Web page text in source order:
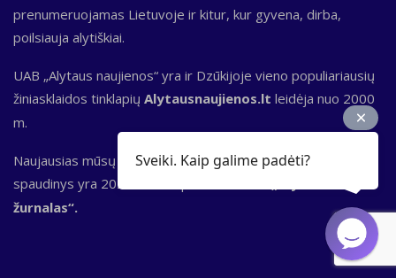
prenumeruojamas Lietuvoje ir kitur, kur gyvena, dirba,
poilsiauja alytiškiai.
UAB „Alytaus naujienos“ yra ir Dzūkijoje vieno populiariausių
žiniasklaidos tinklapių Alytausnaujienos.lt leidėja nuo 2000
m.
Naujausias mūsų redakcijos ir kūrybinių bendradarbių
spaudinys yra 2024 metais pradėtas leisti
žurnalas“.
Sveiki. Kaip galime padėti?